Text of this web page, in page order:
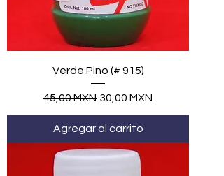
Verde Pino (# 915)
Precio
45,00 MXN Precio de oferta
30,00 MXN
Agregar al carrito